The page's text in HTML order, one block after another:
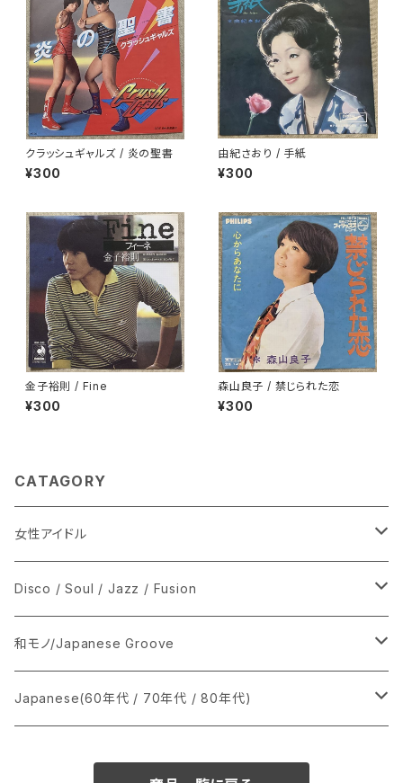
クラッシュギャルズ / 炎の聖書
¥300
由紀さおり / 手紙
¥300
金子裕則 / Fine
¥300
森山良子 / 禁じられた恋
¥300
CATAGORY
女性アイドル
シングル盤
あ行
か行
LP
CD
Disco / Soul / Jazz / Fusion
シングル盤
A
12インチ・シングル
和モノ/Japanese Groove
シングル盤
Japanese(60年代 / 70年代 / 80年代)